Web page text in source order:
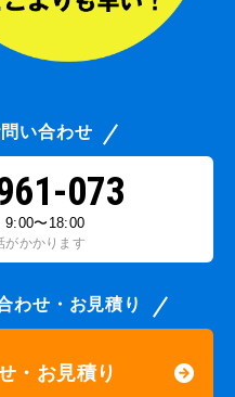
い合わせ
073
9:00〜18:00
がかかります
わせ・お見積り
・お見積り